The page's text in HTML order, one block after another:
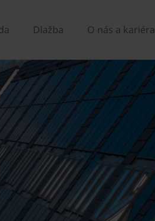
Dlažba O nás a kariéra